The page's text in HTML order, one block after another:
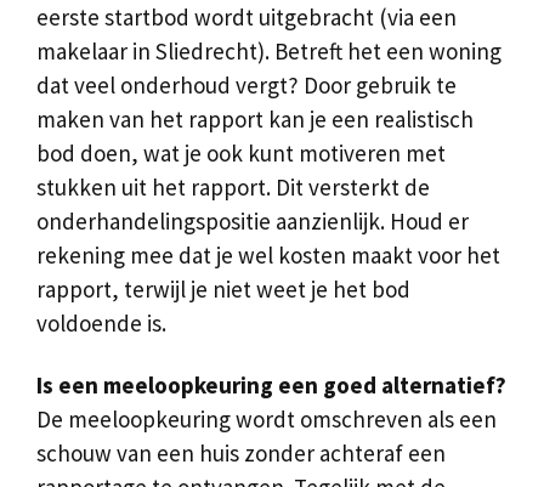
eerste startbod wordt uitgebracht (via een
makelaar in Sliedrecht). Betreft het een woning
dat veel onderhoud vergt? Door gebruik te
maken van het rapport kan je een realistisch
bod doen, wat je ook kunt motiveren met
stukken uit het rapport. Dit versterkt de
onderhandelingspositie aanzienlijk. Houd er
rekening mee dat je wel kosten maakt voor het
rapport, terwijl je niet weet je het bod
voldoende is.
Is een meeloopkeuring een goed alternatief?
De meeloopkeuring wordt omschreven als een
schouw van een huis zonder achteraf een